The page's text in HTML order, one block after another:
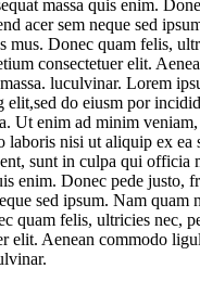
massa quis enim.
acer sem neque sed
mus. Donec quam felis,
consectetuer elit.
luculvinar. Lorem
elit,sed do eiusm por
Ut enim ad minim
laboris nisi ut aliquip ex ea
sunt in culpa qui officia
enim. Donec pede justo,
sed ipsum. Nam quam
quam felis, ultricies nec,
elit. Aenean commodo